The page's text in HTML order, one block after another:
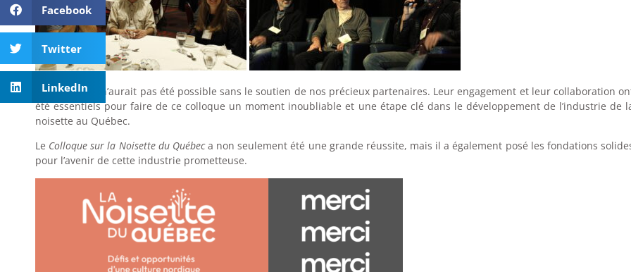
Facebook
Twitter
LinkedIn
Un tel succès n’aurait pas été possible sans le soutien de nos précieux partenaires. Leur engagement et leur collaboration
été essentiels pour faire de ce colloque un moment inoubliable et une étape clé dans le développement de l’industrie de
noisette au Québec.
Le Colloque sur la Noisette du Québeca non seulement été une grande réussite, mais il a également posé les fondations
pour l’avenir de cette industrie prometteuse.